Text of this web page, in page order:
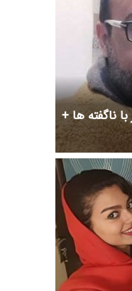
با ناگفته ها +